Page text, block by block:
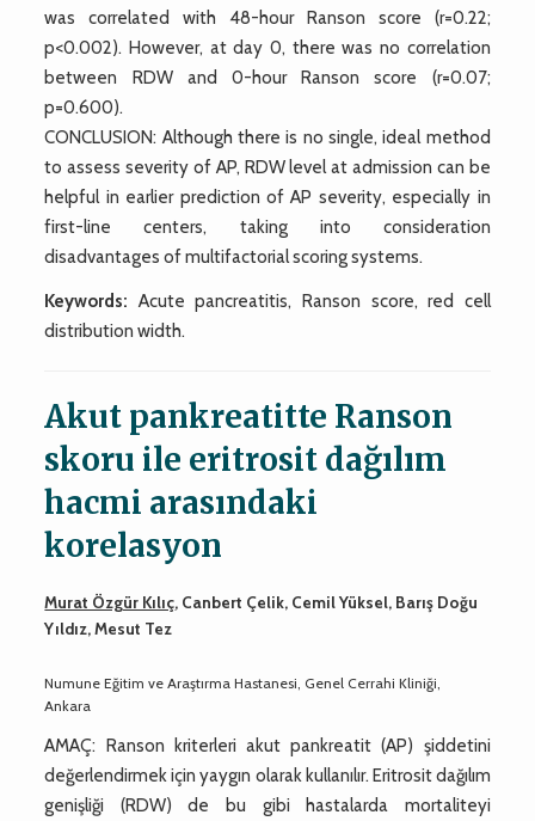
was correlated with 48-hour Ranson score (r=0.22;
p<0.002). However, at day 0, there was no correlation
between RDW and 0-hour Ranson score (r=0.07;
p=0.600).
CONCLUSION: Although there is no single, ideal method
to assess severity of AP, RDW level at admission can be
helpful in earlier prediction of AP severity, especially in
first-line centers, taking into consideration
disadvantages of multifactorial scoring systems.
Keywords: Acute pancreatitis, Ranson score, red cell
distribution width.
Akut pankreatitte Ranson
skoru ile eritrosit dağılım
hacmi arasındaki
korelasyon
Murat Özgür Kılıç, Canbert Çelik, Cemil Yüksel, Barış Doğu
Yıldız, Mesut Tez
Numune Eğitim ve Araştırma Hastanesi, Genel Cerrahi Kliniği,
Ankara
AMAÇ: Ranson kriterleri akut pankreatit (AP) şiddetini
değerlendirmek için yaygın olarak kullanılır. Eritrosit dağılım
genişliği (RDW) de bu gibi hastalarda mortaliteyi